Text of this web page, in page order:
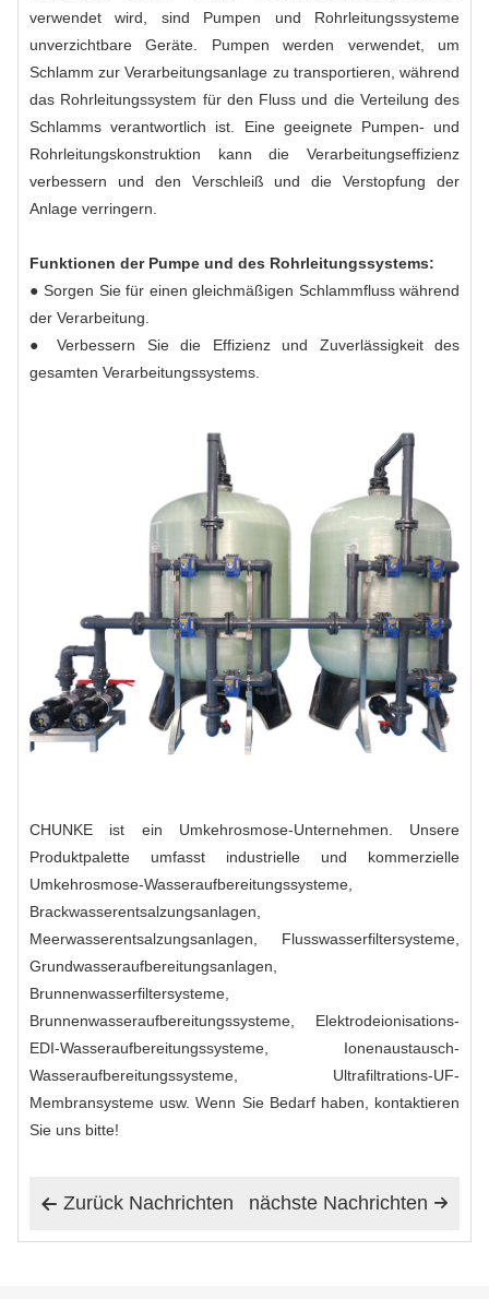
verwendet wird, sind Pumpen und Rohrleitungssysteme
unverzichtbare Geräte. Pumpen werden verwendet, um
Schlamm zur Verarbeitungsanlage zu transportieren, während
das Rohrleitungssystem für den Fluss und die Verteilung des
Schlamms verantwortlich ist. Eine geeignete Pumpen- und
Rohrleitungskonstruktion kann die Verarbeitungseffizienz
verbessern und den Verschleiß und die Verstopfung der
Anlage verringern.
Funktionen der Pumpe und des Rohrleitungssystems:
● Sorgen Sie für einen gleichmäßigen Schlammfluss während
der Verarbeitung.
● Verbessern Sie die Effizienz und Zuverlässigkeit des
gesamten Verarbeitungssystems.
CHUNKE ist ein Umkehrosmose-Unternehmen. Unsere
Produktpalette umfasst industrielle und kommerzielle
Umkehrosmose-Wasseraufbereitungssysteme,
Brackwasserentsalzungsanlagen,
Meerwasserentsalzungsanlagen, Flusswasserfiltersysteme,
Grundwasseraufbereitungsanlagen,
Brunnenwasserfiltersysteme,
Brunnenwasseraufbereitungssysteme, Elektrodeionisations-
EDI-Wasseraufbereitungssysteme, Ionenaustausch-
Wasseraufbereitungssysteme, Ultrafiltrations-UF-
Membransysteme usw. Wenn Sie Bedarf haben, kontaktieren
Sie uns bitte!
 Zurück Nachrichten 
nächste Nachrichten